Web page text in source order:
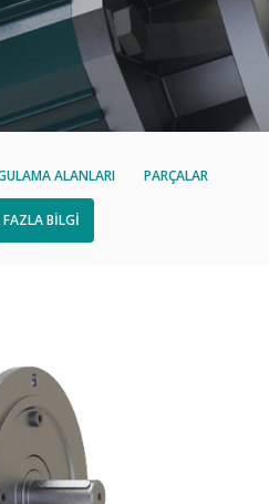
ALANLARI PARÇALAR
BİLGİ